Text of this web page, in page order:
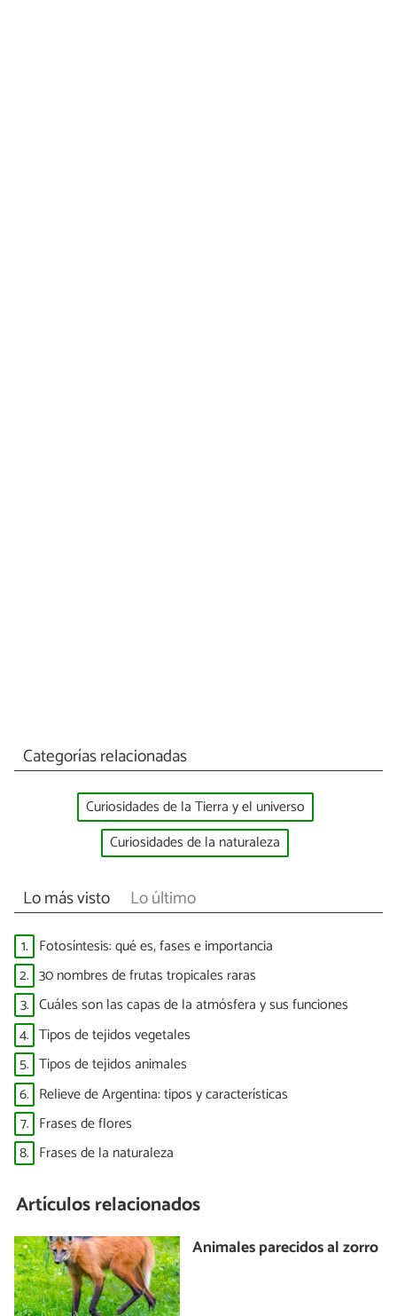
Categorías relacionadas
Curiosidades de la Tierra y el universo
Curiosidades de la naturaleza
Lo más visto Lo último
1. Fotosíntesis: qué es, fases e importancia
2. 30 nombres de frutas tropicales raras
3. Cuáles son las capas de la atmósfera y sus funciones
4. Tipos de tejidos vegetales
5. Tipos de tejidos animales
6. Relieve de Argentina: tipos y características
7. Frases de flores
8. Frases de la naturaleza
Artículos relacionados
Animales parecidos al zorro